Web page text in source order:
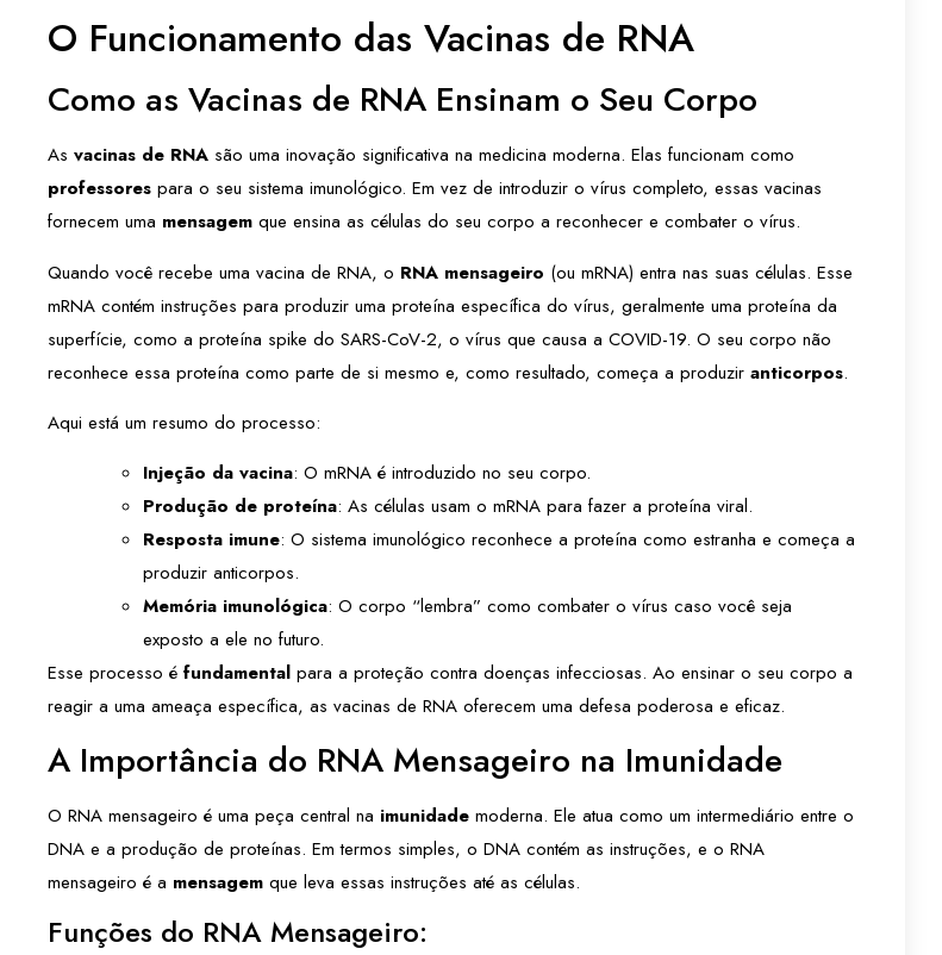
O Funcionamento das Vacinas de RNA
Como as Vacinas de RNA Ensinam o Seu Corpo
As vacinas de RNA são uma inovação significativa na medicina moderna. Elas funcionam como
professores para o seu sistema imunológico. Em vez de introduzir o vírus completo, essas vacinas
fornecem uma mensagem que ensina as células do seu corpo a reconhecer e combater o vírus.
Quando você recebe uma vacina de RNA, o RNA mensageiro (ou mRNA) entra nas suas células. Esse
mRNA contém instruções para produzir uma proteína específica do vírus, geralmente uma proteína da
superfície, como a proteína spike do SARS-CoV-2, o vírus que causa a COVID-19. O seu corpo não
reconhece essa proteína como parte de si mesmo e, como resultado, começa a produzir anticorpos.
Aqui está um resumo do processo:
Injeção da vacina: O mRNA é introduzido no seu corpo.
Produção de proteína: As células usam o mRNA para fazer a proteína viral.
Resposta imune: O sistema imunológico reconhece a proteína como estranha e começa a
produzir anticorpos.
Memória imunológica: O corpo “lembra” como combater o vírus caso você seja
exposto a ele no futuro.
Esse processo é fundamental para a proteção contra doenças infecciosas. Ao ensinar o seu corpo a
reagir a uma ameaça específica, as vacinas de RNA oferecem uma defesa poderosa e eficaz.
A Importância do RNA Mensageiro na Imunidade
O RNA mensageiro é uma peça central na imunidade moderna. Ele atua como um intermediário entre o
DNA e a produção de proteínas. Em termos simples, o DNA contém as instruções, e o RNA
mensageiro é a mensagem que leva essas instruções até as células.
Funções do RNA Mensageiro: